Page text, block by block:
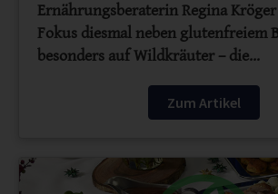
Ernährungsberaterin Regina
Fokus diesmal neben glutenfreiem
besonders auf Wildkräuter – die…
Zum Artikel